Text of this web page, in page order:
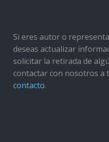
Si eres autor o
deseas actualizar
solicitar la retirada de
contactar con nosotros a
contacto.